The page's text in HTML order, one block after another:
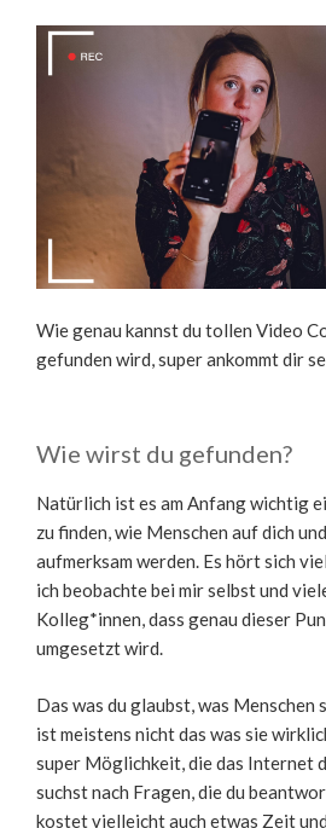
Wie genau kannst du tollen Video
gefunden wird, super ankommt dir
Wie wirst du gefunden?
Natürlich ist es am Anfang wichtig
zu finden, wie Menschen auf dich
aufmerksam werden. Es hört sich
ich beobachte bei mir selbst und
Kolleg*innen, dass genau dieser
umgesetzt wird.
Das was du glaubst, was Menschen
ist meistens nicht das was sie
super Möglichkeit, die das Internet
suchst nach Fragen, die du
kostet vielleicht auch etwas Zeit